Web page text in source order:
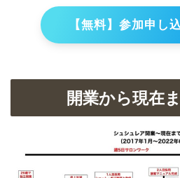
【無料】参加申し
開業から現在